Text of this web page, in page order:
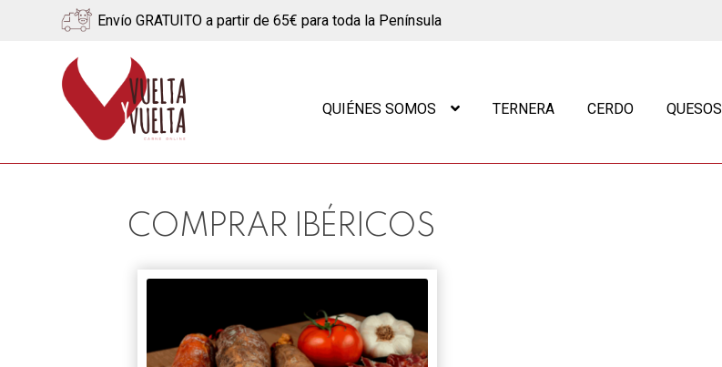
Envío GRATUITO a partir de 65€ para toda la Península
Ir
a
navegación
Ir
al
contenido
QUIÉNES SOMOS TERNERA CERDO QUESOS
COMPRAR IBÉRICOS